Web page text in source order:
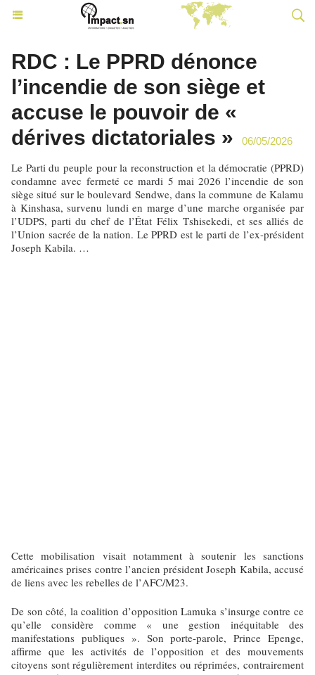
RDC : Le PPRD dénonce
l’incendie de son siège et
accuse le pouvoir de «
dérives dictatoriales »
06/05/2026
Le Parti du peuple pour la reconstruction et la démocratie (PPRD)
condamne avec fermeté ce mardi 5 mai 2026 l’incendie de son
siège situé sur le boulevard Sendwe, dans la commune de Kalamu
à Kinshasa, survenu lundi en marge d’une marche organisée par
l’UDPS, parti du chef de l’État Félix Tshisekedi, et ses alliés de
l’Union sacrée de la nation. Le PPRD est le parti de l’ex-président
Joseph Kabila. …
Cette mobilisation visait notamment à soutenir les sanctions
américaines prises contre l’ancien président Joseph Kabila, accusé
de liens avec les rebelles de l’AFC/M23.
De son côté, la coalition d’opposition Lamuka s’insurge contre ce
qu’elle considère comme « une gestion inéquitable des
manifestations publiques ». Son porte-parole, Prince Epenge,
affirme que les activités de l’opposition et des mouvements
citoyens sont régulièrement interdites ou réprimées, contrairement